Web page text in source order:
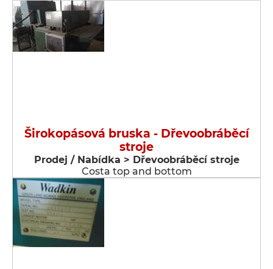
Širokopásová bruska - Dřevoobráběcí
stroje
Prodej / Nabídka > Dřevoobráběcí stroje
Costa top and bottom